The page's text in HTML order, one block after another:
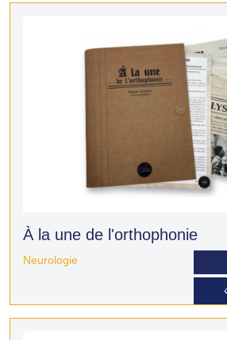
À la une de l'orthophonie
Neurologie